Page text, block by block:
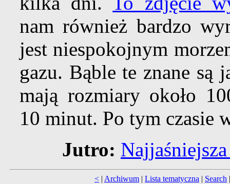
nam również bardzo
jest niespokojnym
gazu. Bąble te znane są
mają rozmiary około
10 minut. Po tym czasie
Jutro:
< | Archiwum | Lista tematyczna | Search